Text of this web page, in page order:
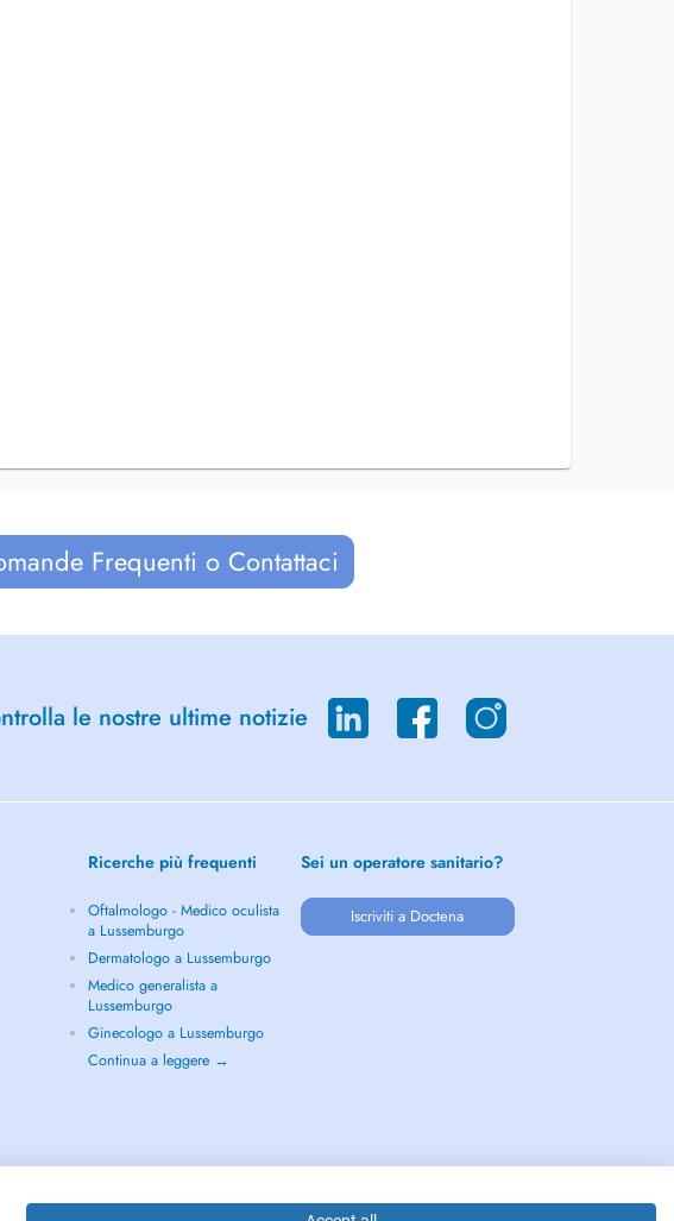
Frequenti o Contattaci
le nostre ultime notizie
Ricerche più frequenti
Oftalmologo - Medico oculista
a Lussemburgo
Dermatologo a Lussemburgo
Medico generalista a
Lussemburgo
Ginecologo a Lussemburgo
Continua a leggere →
Sei un operatore sanitario?
Iscriviti a Doctena